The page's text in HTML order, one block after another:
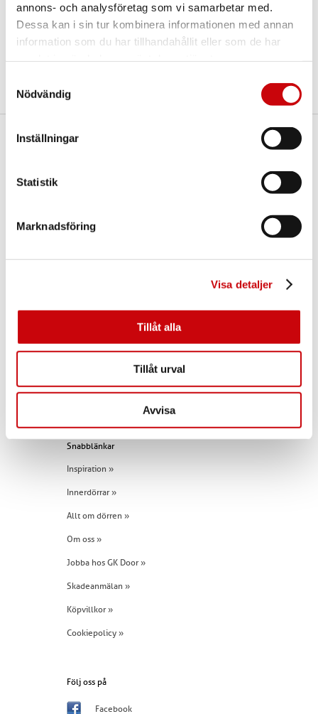
annons- och analysföretag som vi samarbetar med.
Dessa kan i sin tur kombinera informationen med annan
information som du har tillhandahållit eller som de har
Nödvändig
Inställningar
Statistik
Marknadsföring
Visa detaljer
Tillåt alla
Tillåt urval
Avvisa
Kontakta oss via eller
några funderingar eller särskilda önskemål.
Kontakta oss
info@gkdoor.se
Tel:+46 (0)960 - 203 25
Snabblänkar
Inspiration »
Innerdörrar »
Allt om dörren »
Om oss »
Jobba hos GK Door »
Skadeanmälan »
Köpvillkor »
Cookiepolicy »
Följ oss på
Facebook